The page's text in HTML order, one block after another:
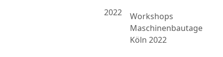
2022
Workshops
Maschinenbautage
Köln 2022